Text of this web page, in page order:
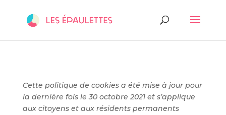
Cette politique de cookies a été mise à jour pour
la dernière fois le 30 octobre 2021 et s’applique
aux citoyens et aux résidents permanents